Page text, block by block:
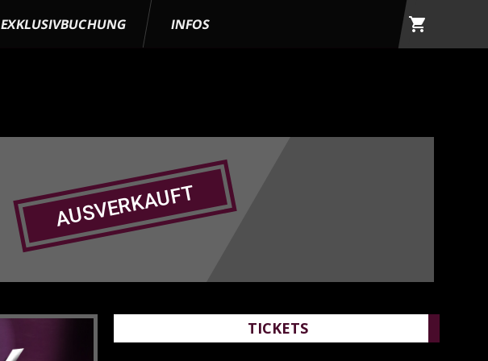
EXKLUSIVBUCHUNG INFOS shopping_cart
AUSVERKAUFT
TICKETS